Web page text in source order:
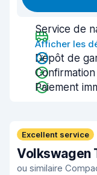
Service de
Afficher les
Dépôt de
Paiement
Excellent service
Volkswagen
ou similaire